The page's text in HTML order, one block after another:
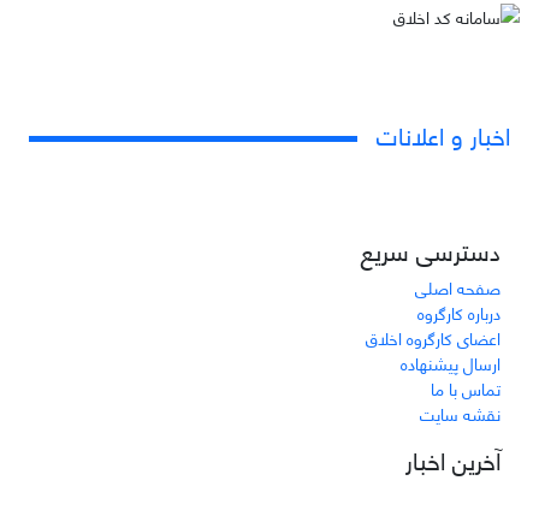
اخبار و اعلانات
دسترسی سریع
صفحه اصلی
درباره کارگروه
اعضای کارگروه اخلاق
ارسال پیشنهاده
تماس با ما
نقشه سایت
آخرین اخبار